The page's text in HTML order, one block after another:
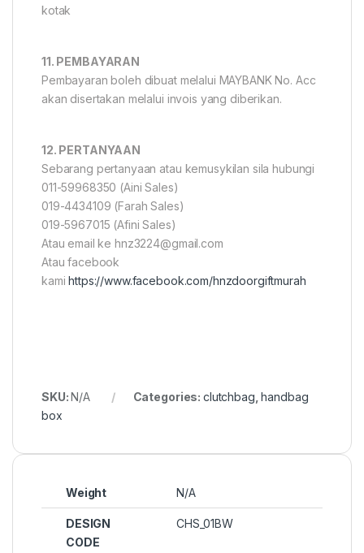
kotak
11. PEMBAYARAN
Pembayaran boleh dibuat melalui MAYBANK No. Acc
akan disertakan melalui invois yang diberikan.
12. PERTANYAAN
Sebarang pertanyaan atau kemusykilan sila hubungi
011-59968350 (Aini Sales)
019-4434109 (Farah Sales)
019-5967015 (Afini Sales)
Atau email ke hnz3224@gmail.com
Atau facebook
kamihttps://www.facebook.com/hnzdoorgiftmurah
SKU:N/A Categories: clutchbag ,handbag
box
Weight N/A
DESIGN
CODE
CHS_01BW